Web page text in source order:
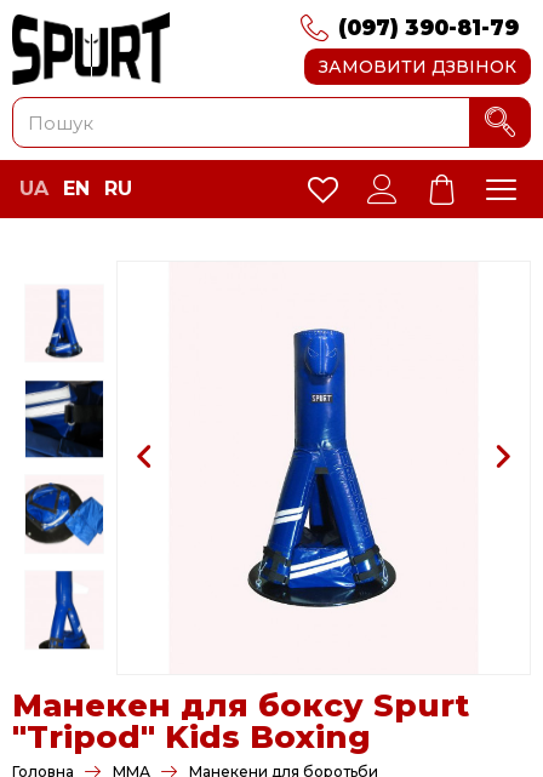
(097) 390-81-79
ЗАМОВИТИ ДЗВІНОК
UA EN RU
Манекен для боксу Spurt
"Tripod" Kids Boxing
Головна ММА
Манекени для боротьби